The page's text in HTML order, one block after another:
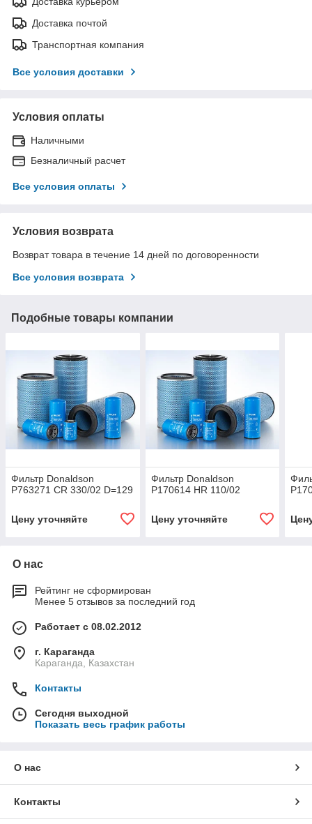
Доставка почтой
Транспортная компания
Все условия доставки
Условия оплаты
Наличными
Безналичный расчет
Все условия оплаты
Условия возврата
Возврат товара в течение 14 дней по договоренности
Все условия возврата
Подобные товары компании
Фильтр Donaldson
P763271 CR 330/02 D=129
Цену уточняйте
Фильтр Donaldson
P170614 HR 110/02
Цену уточняйте
О нас
Рейтинг не сформирован
Менее 5 отзывов за последний год
Работает с 08.02.2012
г. Караганда
Караганда, Казахстан
Контакты
Сегодня выходной
Показать весь график работы
О нас
Контакты